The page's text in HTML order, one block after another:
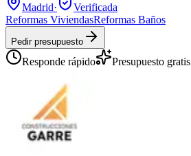
Madrid·
Verificada
Reformas ViviendasReformas Baños
Pedir presupuesto
Responde rápido Presupuesto gratis